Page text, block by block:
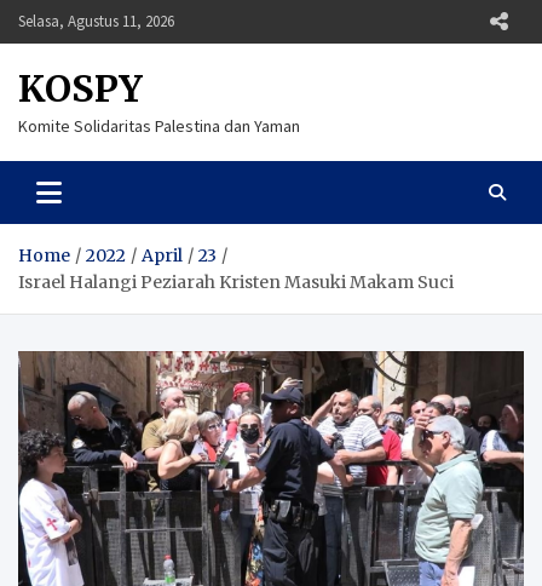
Skip
to
Selasa, Agustus 11, 2026
KOSPY
Komite Solidaritas Palestina dan Yaman
Home 2022 April
23
Israel Halangi Peziarah Kristen Masuki Makam Suci